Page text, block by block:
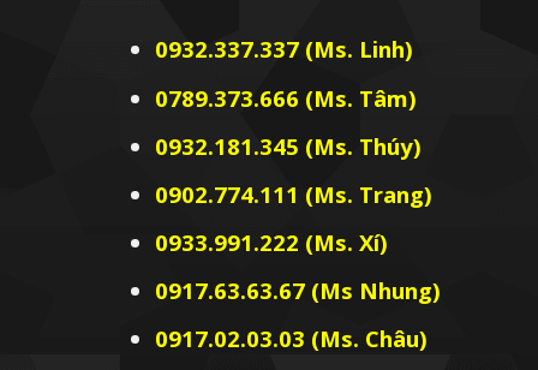
0932.337.337 (Ms. Linh)
0789.373.666 (Ms. Tâm)
0932.181.345 (Ms. Thúy)
0902.774.111 (Ms. Trang)
0933.991.222 (Ms. Xí)
0917.63.63.67 (Ms Nhung)
0917.02.03.03 (Ms. Châu)